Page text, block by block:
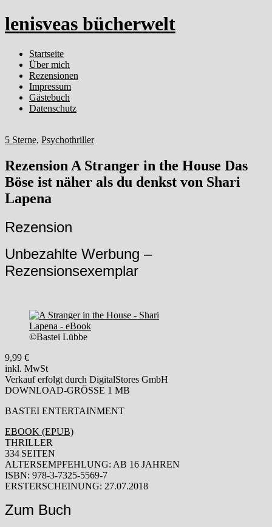
lenisveas bücherwelt
Startseite
Über mich
Rezensionen
Impressum
Gästebuch
Datenschutz
5 Sterne, Psychothriller
Rezension A Stranger in the House Das
Böse ist näher als du denkst von Shari
Lapena
Rezension
Unbezahlte Werbung –
Rezensionsexemplar
©Bastei Lübbe
9,99 €
inkl. MwSt
Verkauf erfolgt durch DigitalStores GmbH
DOWNLOAD-GRÖSSE 1 MB
BASTEI ENTERTAINMENT
EBOOK (EPUB)
THRILLER
334 SEITEN
ALTERSEMPFEHLUNG: AB 16 JAHREN
ISBN: 978-3-7325-5569-7
ERSTERSCHEINUNG: 27.07.2018
Zum Buch